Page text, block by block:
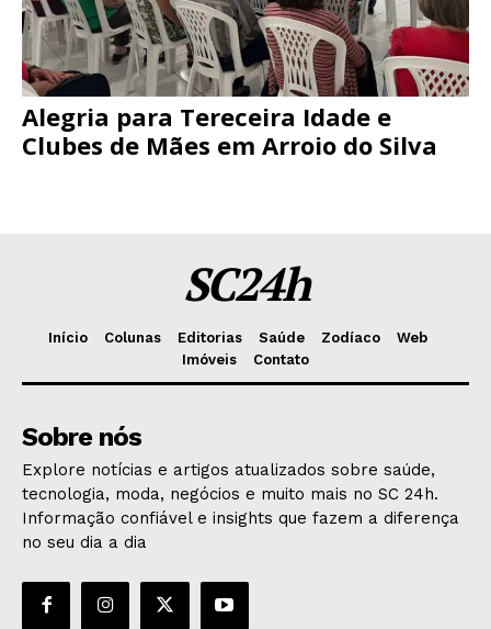
Alegria para Tereceira Idade e
Clubes de Mães em Arroio do Silva
SC24h
Início Colunas Editorias Saúde Zodíaco
Web
Imóveis
Contato
Sobre nós
Explore notícias e artigos atualizados sobre saúde,
tecnologia, moda, negócios e muito mais no SC 24h.
Informação confiável e insights que fazem a diferença
no seu dia a dia